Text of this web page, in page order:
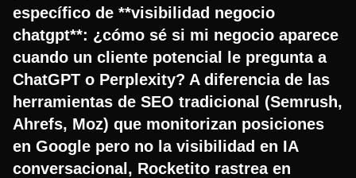
específico de **visibilidad negocio
chatgpt**: ¿cómo sé si mi negocio aparece
cuando un cliente potencial le pregunta a
ChatGPT o Perplexity? A diferencia de las
herramientas de SEO tradicional (Semrush,
Ahrefs, Moz) que monitorizan posiciones
en Google pero no la visibilidad en IA
conversacional, Rocketito rastrea en